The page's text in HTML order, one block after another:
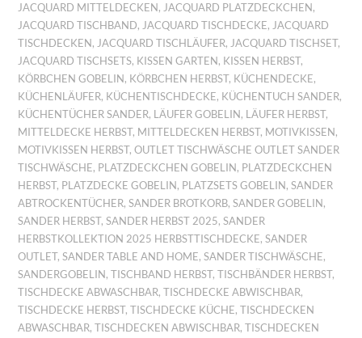
JACQUARD MITTELDECKEN, JACQUARD PLATZDECKCHEN,
JACQUARD TISCHBAND, JACQUARD TISCHDECKE, JACQUARD
TISCHDECKEN, JACQUARD TISCHLÄUFER, JACQUARD TISCHSET,
JACQUARD TISCHSETS, KISSEN GARTEN, KISSEN HERBST,
KÖRBCHEN GOBELIN, KÖRBCHEN HERBST, KÜCHENDECKE,
KÜCHENLÄUFER, KÜCHENTISCHDECKE, KÜCHENTUCH SANDER,
KÜCHENTÜCHER SANDER, LÄUFER GOBELIN, LÄUFER HERBST,
MITTELDECKE HERBST, MITTELDECKEN HERBST, MOTIVKISSEN,
MOTIVKISSEN HERBST,OUTLET TISCHWÄSCHE OUTLET SANDER
TISCHWÄSCHE, PLATZDECKCHEN GOBELIN, PLATZDECKCHEN
HERBST, PLATZDECKE GOBELIN, PLATZSETS GOBELIN,SANDER
ABTROCKENTÜCHER,SANDER BROTKORB,SANDER GOBELIN,
SANDER HERBST,SANDER HERBST 2025,SANDER
HERBSTKOLLEKTION 2025 HERBSTTISCHDECKE,SANDER
OUTLET,SANDER TABLE AND HOME,SANDER TISCHWÄSCHE,
SANDERGOBELIN,TISCHBAND HERBST,TISCHBÄNDER HERBST,
TISCHDECKE ABWASCHBAR,TISCHDECKE ABWISCHBAR,
TISCHDECKE HERBST,TISCHDECKE KÜCHE,TISCHDECKEN
ABWASCHBAR,TISCHDECKEN ABWISCHBAR,TISCHDECKEN